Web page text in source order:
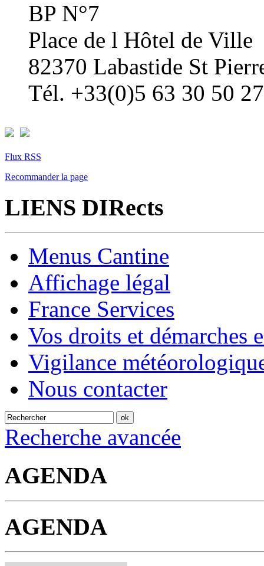
BP N°7
Place de l Hôtel de Ville
82370 Labastide St
Tél. +33(0)5 63 30 50 27
Flux RSS
Recommander la page
LIENS DIRects
Menus Cantine
Affichage légal
France Services
Vos droits et démarches
Vigilance
Nous contacter
Recherche avancée
AGENDA
AGENDA